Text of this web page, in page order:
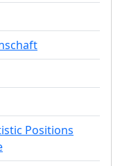
Positions